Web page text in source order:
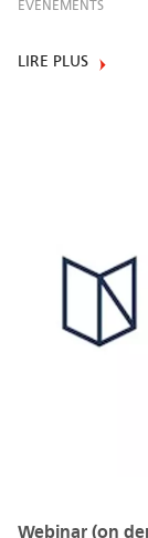
EVÈNEMENTS
LIRE PLUS
Webinar (on